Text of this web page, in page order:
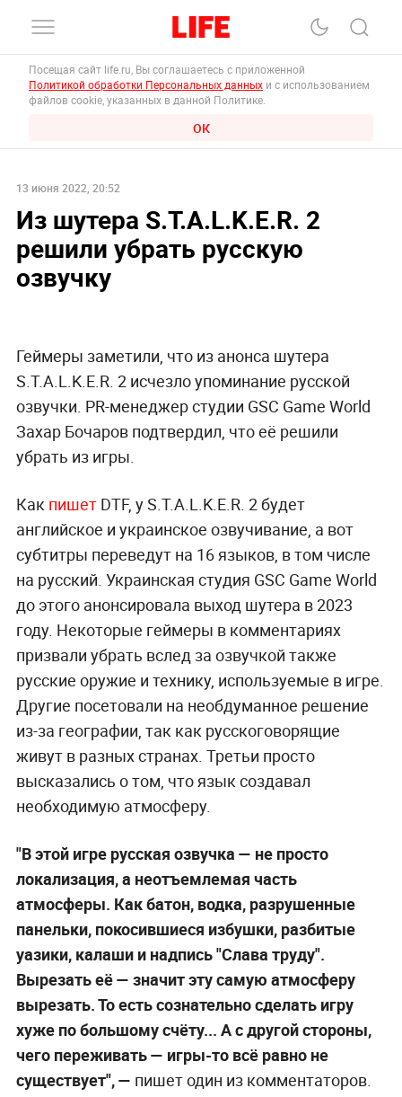
Посещая сайт life.ru, Вы соглашаетесь с приложенной
Политикой обработки Персональных данных и с использованием
файлов cookie, указанных в данной Политике.
ОК
13 июня 2022, 20:52
Из шутера S.T.A.L.K.E.R. 2
решили убрать русскую
озвучку
Геймеры заметили, что из анонса шутера
S.T.A.L.K.E.R. 2 исчезло упоминание русской
озвучки. PR-менеджер студии GSC Game World
Захар Бочаров подтвердил, что её решили
убрать из игры.
Как пишет DTF, у S.T.A.L.K.E.R. 2 будет
английское и украинское озвучивание, а вот
субтитры переведут на 16 языков, в том числе
на русский. Украинская студия GSC Game World
до этого анонсировала выход шутера в 2023
году. Некоторые геймеры в комментариях
призвали убрать вслед за озвучкой также
русские оружие и технику, используемые в игре.
Другие посетовали на необдуманное решение
из-за географии, так как русскоговорящие
живут в разных странах. Третьи просто
высказались о том, что язык создавал
необходимую атмосферу.
"В этой игре русская озвучка — не просто
локализация, а неотъемлемая часть
атмосферы. Как батон, водка, разрушенные
панельки, покосившиеся избушки, разбитые
уазики, калаши и надпись "Слава труду".
Вырезать её — значит эту самую атмосферу
вырезать. То есть сознательно сделать игру
хуже по большому счёту... А с другой стороны,
чего переживать — игры-то всё равно не
существует",— пишет один из комментаторов.